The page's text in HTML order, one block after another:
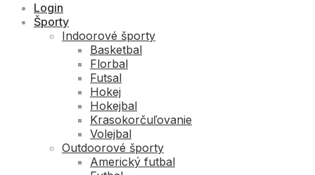
Login
Športy
Indoorové športy
Basketbal
Florbal
Futsal
Hokej
Hokejbal
Krasokorčuľovanie
Volejbal
Outdoorové športy
Americký futbal